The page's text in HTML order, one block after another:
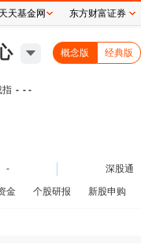
概念版 经典版
指 - - -
- 深股通
金 个股研报 新股申购
天天基金网 东方财富证券